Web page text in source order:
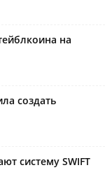
на
создать
систему SWIFT